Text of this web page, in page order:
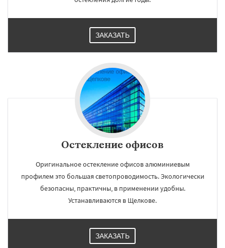
ЗАКАЗАТЬ
Остекление офисов
Оригинальное остекление офисов алюминиевым
профилем это большая светопроводимость. Экологически
безопасны, практичны, в применении удобны.
Устанавливаются в Щелкове.
ЗАКАЗАТЬ